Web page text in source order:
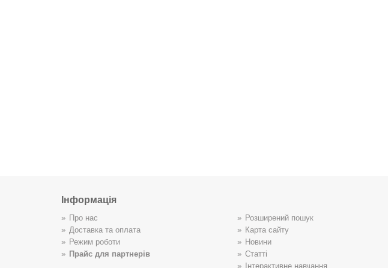
Інформація
Про нас
Доставка та оплата
Режим роботи
Прайс для партнерів
Розширений пошук
Карта сайту
Новини
Статті
Інтерактивне навчання